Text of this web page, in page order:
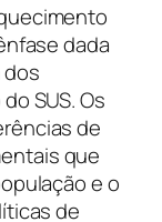
dada
dos
SUS. Os
de
que
e o
de